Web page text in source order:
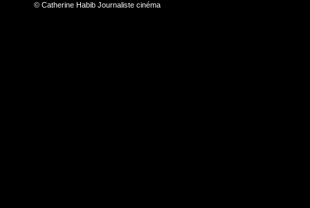
© Catherine Habib Journaliste cinéma